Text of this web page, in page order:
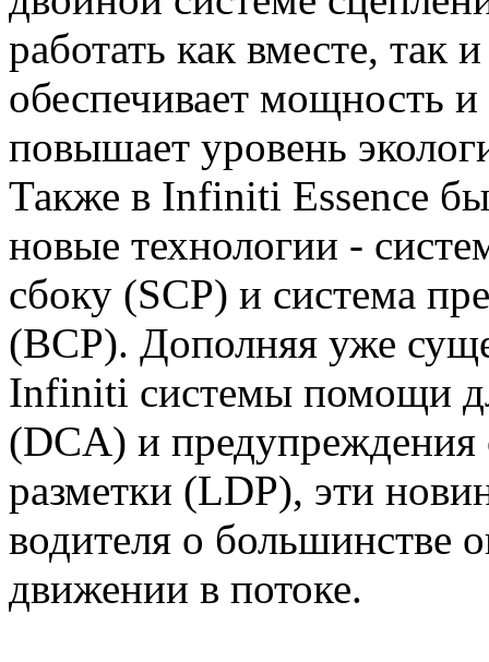
работать как вместе, так
обеспечивает мощность
повышает уровень
Также в Infiniti Essence
новые технологии -
сбоку (SCP) и система
(BCP). Дополняя уже
Infiniti системы помощи
(DCA) и предупреждения
разметки (LDP), эти
водителя о большинстве
движении в потоке.